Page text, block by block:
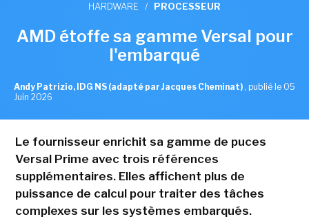
HARDWARE / PROCESSEUR
AMD étoffe sa gamme Versal pour
l'embarqué
Andy Patrizio, IDG NS (adapté par Jacques Cheminat) , publié le 05
Juin 2026
Le fournisseur enrichit sa gamme de puces
Versal Prime avec trois références
supplémentaires. Elles affichent plus de
puissance de calcul pour traiter des tâches
complexes sur les systèmes embarqués.